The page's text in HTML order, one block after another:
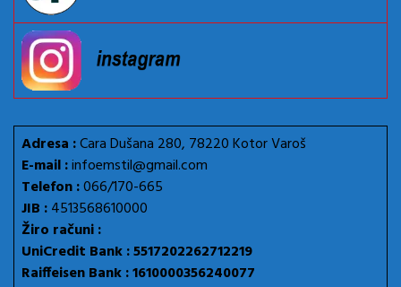
Adresa :Cara Dušana 280, 78220 Kotor Varoš
E-mail :infoemstil@gmail.com
Telefon :066/170-665
JIB :4513568610000
Žiro računi :
UniCredit Bank : 5517202262712219
Raiffeisen Bank : 1610000356240077